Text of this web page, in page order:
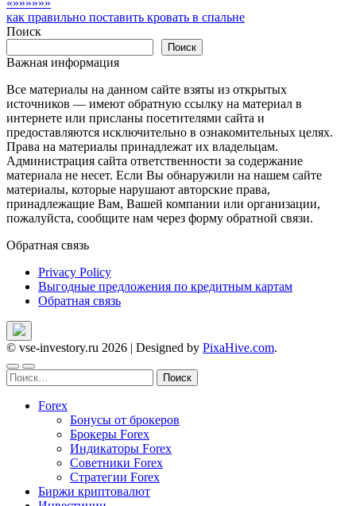
«»»»»»»
как правильно поставить кровать в спальне
Поиск
Поиск
Важная информация
Все материалы на данном сайте взяты из открытых
источников — имеют обратную ссылку на материал в
интернете или присланы посетителями сайта и
предоставляются исключительно в ознакомительных целях.
Права на материалы принадлежат их владельцам.
Администрация сайта ответственности за содержание
материала не несет. Если Вы обнаружили на нашем сайте
материалы, которые нарушают авторские права,
принадлежащие Вам, Вашей компании или организации,
пожалуйста, сообщите нам через форму обратной связи.
Обратная связь
Privacy Policy
Выгодные предложения по кредитным картам
Обратная связь
© vse-investory.ru 2026 | Designed by PixaHive.com.
Найти:
Forex
Бонусы от брокеров
Брокеры Forex
Индикаторы Forex
Советники Forex
Стратегии Forex
Биржи криптовалют